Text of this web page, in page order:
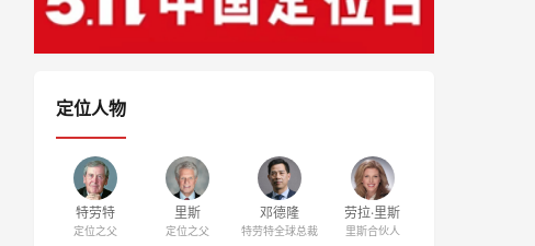
定位人物
特劳特
定位之父
里斯
定位之父
邓德隆
特劳特全球总裁
劳拉·里斯
里斯合伙人